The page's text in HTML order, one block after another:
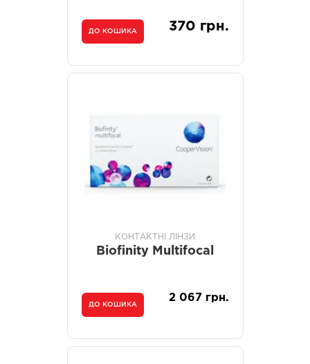
ДО КОШИКА 370 грн.
КОНТАКТНІ ЛІНЗИ
Biofinity Multifocal
ДО КОШИКА
2 067 грн.